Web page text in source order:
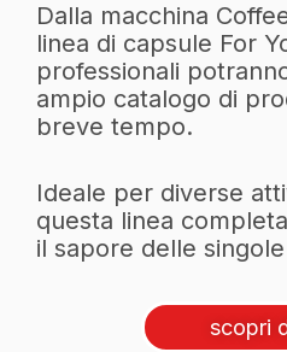
Dalla macchina
linea di capsule For
professionali
ampio catalogo di
breve tempo.
Ideale per diverse
questa linea
il sapore delle
scopri